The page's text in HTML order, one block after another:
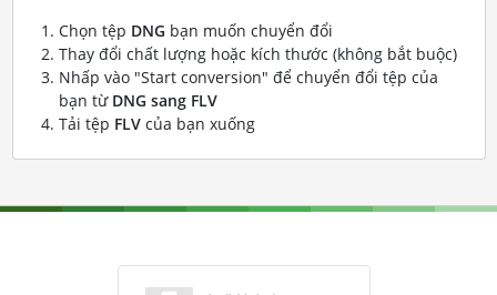
Chọn tệp DNG bạn muốn chuyển đổi
Thay đổi chất lượng hoặc kích thước (không bắt buộc)
Nhấp vào "Start conversion" để chuyển đổi tệp của
bạn từ DNG sang FLV
Tải tệp FLVcủa bạn xuống